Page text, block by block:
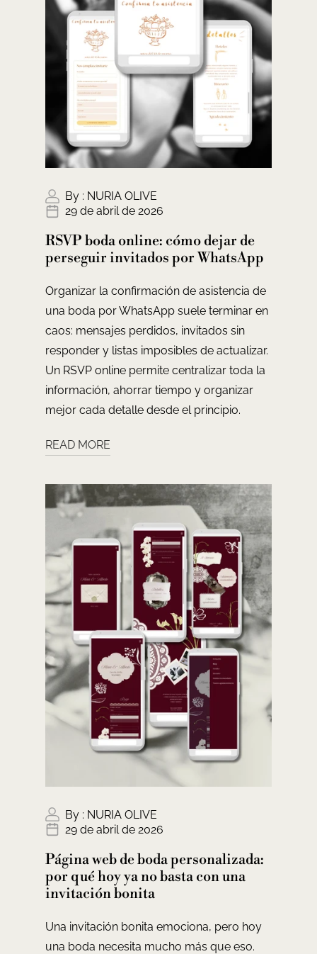
By : NURIA OLIVE
29 de abril de 2026
RSVP boda online: cómo dejar de
perseguir invitados por WhatsApp
Organizar la confirmación de asistencia de
una boda por WhatsApp suele terminar en
caos: mensajes perdidos, invitados sin
responder y listas imposibles de actualizar.
Un RSVP online permite centralizar toda la
información, ahorrar tiempo y organizar
mejor cada detalle desde el principio.
READ MORE
By : NURIA OLIVE
29 de abril de 2026
Página web de boda personalizada:
por qué hoy ya no basta con una
invitación bonita
Una invitación bonita emociona, pero hoy
una boda necesita mucho más que eso.